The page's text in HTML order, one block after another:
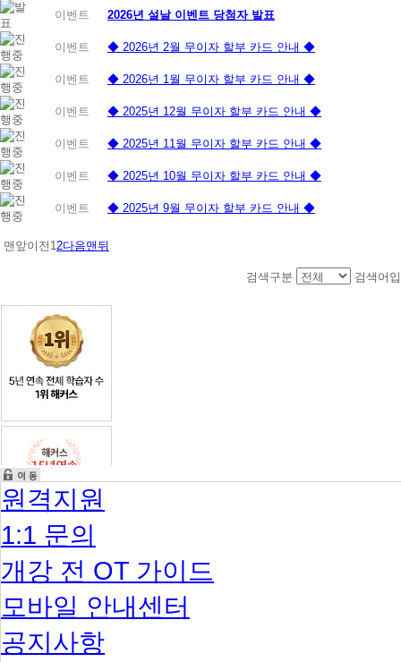
이벤트 2026년 설날 이벤트 당첨자 발표
이벤트 ◆ 2026년 2월 무이자 할부 카드 안내 ◆
이벤트 ◆ 2026년 1월 무이자 할부 카드 안내 ◆
이벤트 ◆ 2025년 12월 무이자 할부 카드 안내 ◆
이벤트 ◆ 2025년 11월 무이자 할부 카드 안내 ◆
이벤트 ◆ 2025년 10월 무이자 할부 카드 안내 ◆
이벤트 ◆ 2025년 9월 무이자 할부 카드 안내 ◆
맨앞이전 1 2다음맨뒤
검색구분 검색어
원격지원
1:1 문의
개강 전 OT 가이드
모바일 안내센터
공지사항